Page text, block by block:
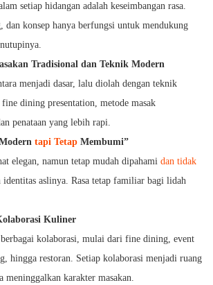
setiap hidangan adalah keseimbangan rasa.
dan konsep hanya berfungsi untuk mendukung
Tradisional dan Teknik Modern
menjadi dasar, lalu diolah dengan teknik
dining presentation, metode masak
penataan yang lebih rapi.
tapi Tetap Membumi”
elegan, namun tetap mudah dipahami dan tidak
identitas aslinya. Rasa tetap familiar bagi lidah
Kuliner
kolaborasi, mulai dari fine dining, event
hingga restoran. Setiap kolaborasi menjadi ruang
meninggalkan karakter masakan.